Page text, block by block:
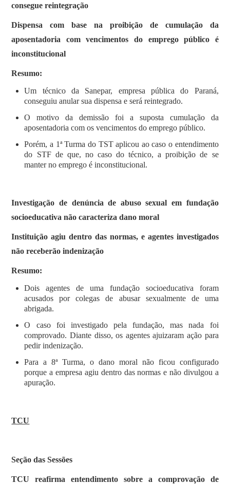
consegue reintegração
Dispensa com base na proibição de cumulação da
aposentadoria com vencimentos do emprego público é
inconstitucional
Resumo:
Um técnico da Sanepar, empresa pública do Paraná,
conseguiu anular sua dispensa e será reintegrado.
O motivo da demissão foi a suposta cumulação da
aposentadoria com os vencimentos do emprego público.
Porém, a 1ª Turma do TST aplicou ao caso o entendimento
do STF de que, no caso do técnico, a proibição de se
manter no emprego é inconstitucional.
Investigação de denúncia de abuso sexual em fundação
socioeducativa não caracteriza dano moral
Instituição agiu dentro das normas, e agentes investigados
não receberão indenização
Resumo:
Dois agentes de uma fundação socioeducativa foram
acusados por colegas de abusar sexualmente de uma
abrigada.
O caso foi investigado pela fundação, mas nada foi
comprovado. Diante disso, os agentes ajuizaram ação para
pedir indenização.
Para a 8ª Turma, o dano moral não ficou configurado
porque a empresa agiu dentro das normas e não divulgou a
apuração.
TCU
Seção das Sessões
TCU reafirma entendimento sobre a comprovação de